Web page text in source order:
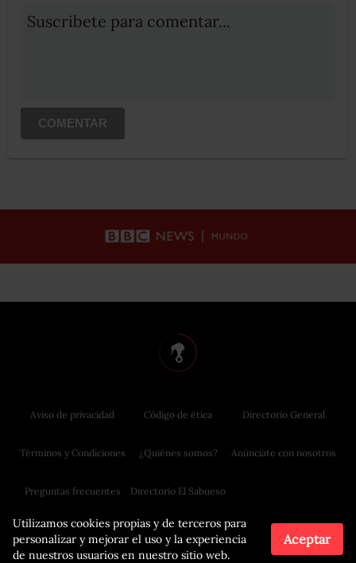
Suscribete para comentar...
COMENTAR
Utilizamos cookies propias y de terceros para
personalizar y mejorar el uso y la experiencia
de nuestros usuarios en nuestro sitio web.
Aceptar
Aviso de privacidad
Términos y Condiciones
Preguntas frecuentes
Código de ética
¿Quiénes somos?
Directorio El Sabueso
Directorio General
Anúnciate con nosotros